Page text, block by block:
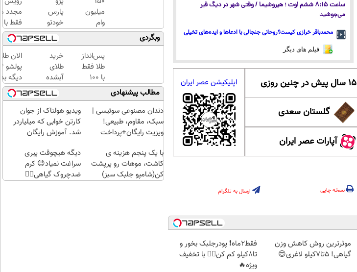
ساعت ۸:۱۵ ششم اوت ؛ هیروشیما / وقتی شهر در دیگ قیر
می‌جوشید
محمدباقر خرازی کیست؟روحانی جنجالی با ادعاها و ایده‌های تخیلی
فیلم های دیگر
۱۵ سال پیش در چنین روزی
گلستان سعدی
آپارات عصر ایران
اپلیکیشن عصر ایران
نسخه چاپی ارسال به تلگرام
موثرترین روش کاهش وزن
گیاهی! 5تا۷کیلو لاغری😍
فقط2ماه❗ پودرجلبک بخور و
تا8کیلو کم کن👌🏻 با تخفیف
ویژه🔥
میلیون
وام
بگیر،
طلای
آب
شده و
زینتی
بخر
پارس
خودتو
گذاشتی
برای
فروش؟
اینجا به
راحتی
بفروش
مجدد
فقط با
شامپو
وبگردی
پس‌انداز
طلا فقط
با ۱۰۰
هزارتومان
(امن و
راحت)
خرید
طلای
آبشده
حتی با
۱۰۰هزارتومان
الان
دیگه
طلا با
بی‌بهره
مطالب پیشنهادی
دندان مصنوعی سوئیسی |
سبک، مقاوم، طبیعی!
ویزیت رایگان+پرداخت
ویدیو هولناک از جوان
کارتن خوابی که میلیاردر
شد. آموزش رایگان
با یک پنجم هزینه ی
کاشت، موهات رو پرپشت
کن(شامپو جلبک سبز)
دیگه هیچوقت پیری
سراغت نمیاد😉 کرم
ضدچروک گیاهی👈🏻